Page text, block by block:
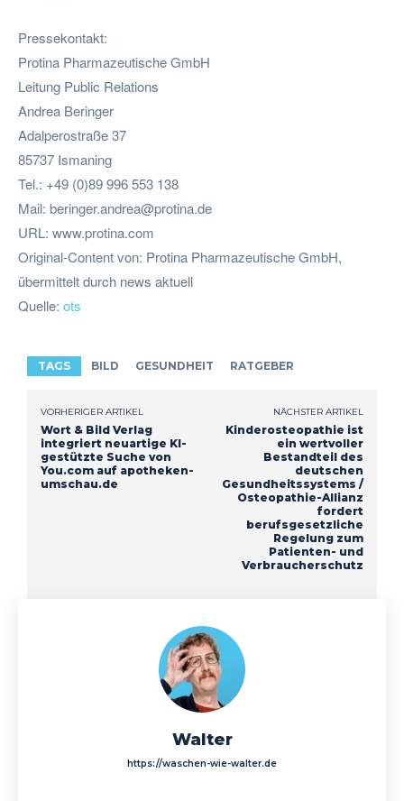
Pressekontakt:
Protina Pharmazeutische GmbH
Leitung Public Relations
Andrea Beringer
Adalperostraße 37
85737 Ismaning
Tel.: +49 (0)89 996 553 138
Mail: beringer.andrea@protina.de
URL: www.protina.com
Original-Content von: Protina Pharmazeutische GmbH,
übermittelt durch news aktuell
Quelle: ots
TAGS BILD GESUNDHEIT RATGEBER
VORHERIGER ARTIKEL
Wort & Bild Verlag
integriert neuartige KI-
gestützte Suche von
You.com auf apotheken-
umschau.de
NÄCHSTER ARTIKEL
Kinderosteopathie ist
ein wertvoller
Bestandteil des
deutschen
Gesundheitssystems /
Osteopathie-Allianz
fordert
berufsgesetzliche
Regelung zum
Patienten- und
Verbraucherschutz
Walter
https://waschen-wie-walter.de